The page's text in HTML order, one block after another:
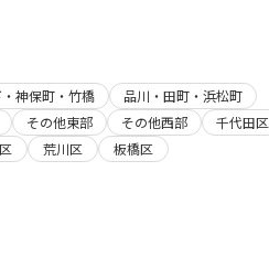
神保町・竹橋
品川・田町・浜松町
その他東部 その他西部
千代田区
荒川区
板橋区